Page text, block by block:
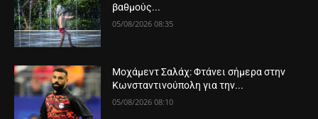
βαθμούς...
05/08/2026 08:35
Μοχάμεντ Σαλάχ: Φτάνει σήμερα στην
Κωνσταντινούπολη για την...
05/08/2026 08:10